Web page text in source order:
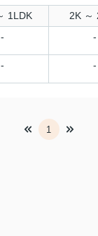
1LDK 2K ～
- -
- -
1